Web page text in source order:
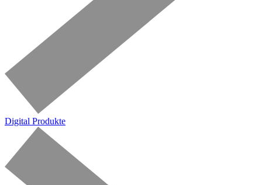
Digital Produkte